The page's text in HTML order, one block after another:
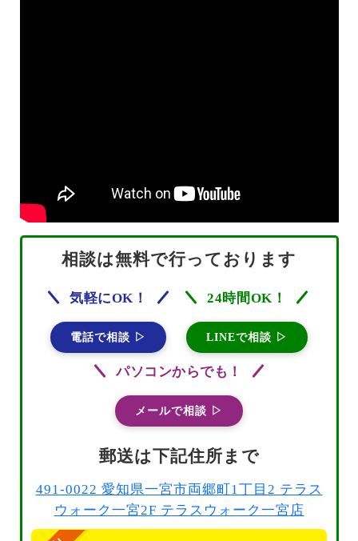
相談は無料で行っております
気軽にOK！
電話で相談 ▷
24時間OK！
LINEで相談 ▷
パソコンからでも！
メールで相談 ▷
郵送は下記住所まで
491-0022 愛知県一宮市両郷町1丁目2 テラス
ウォーク一宮2F テラスウォーク一宮店